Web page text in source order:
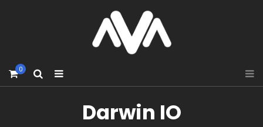
0
Darwin IO